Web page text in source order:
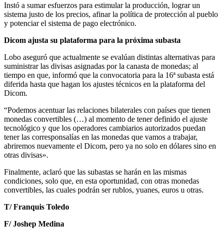
Instó a sumar esfuerzos para estimular la producción, lograr un
sistema justo de los precios, afinar la política de protección al pueblo
y potenciar el sistema de pago electrónico.
Dicom ajusta su plataforma para la próxima subasta
Lobo aseguró que actualmente se evalúan distintas alternativas para
suministrar las divisas asignadas por la canasta de monedas; al
tiempo en que, informó que la convocatoria para la 16ª subasta está
diferida hasta que hagan los ajustes técnicos en la plataforma del
Dicom.
“Podemos acentuar las relaciones bilaterales con países que tienen
monedas convertibles (…) al momento de tener definido el ajuste
tecnológico y que los operadores cambiarios autorizados puedan
tener las corresponsalías en las monedas que vamos a trabajar,
abriremos nuevamente el Dicom, pero ya no solo en dólares sino en
otras divisas».
Finalmente, aclaró que las subastas se harán en las mismas
condiciones, solo que, en esta oportunidad, con otras monedas
convertibles, las cuales podrán ser rublos, yuanes, euros u otras.
T/ Franquis Toledo
F/ Joshep Medina